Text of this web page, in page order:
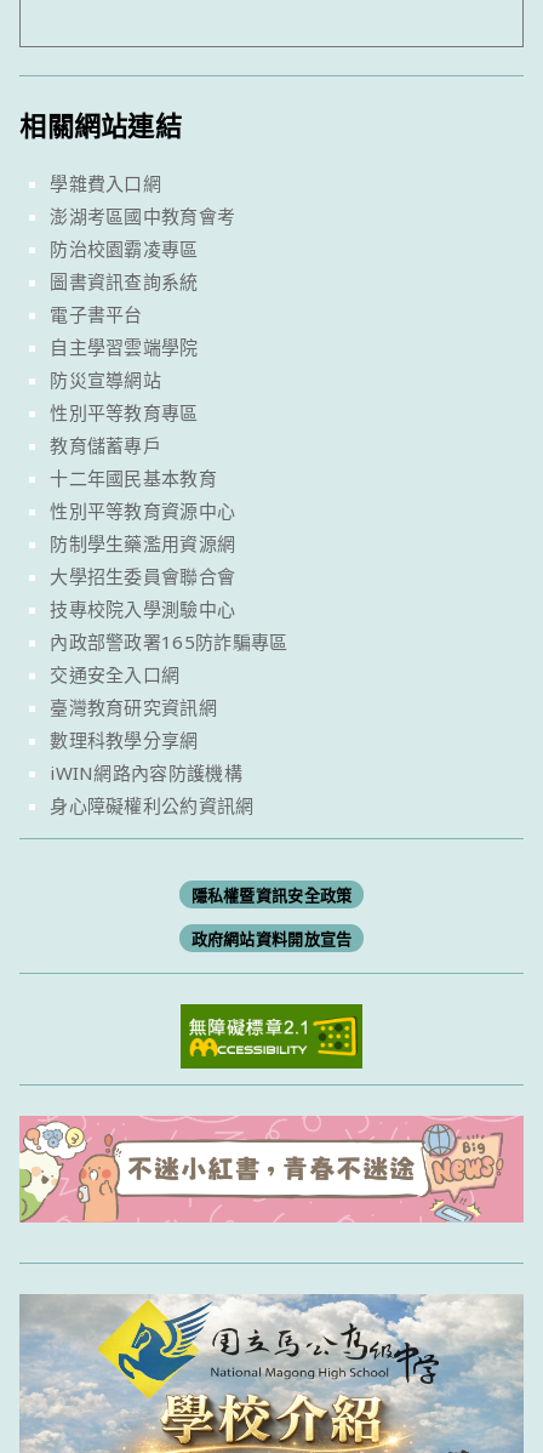
相關網站連結
學雜費入口網
澎湖考區國中教育會考
防治校園霸凌專區
圖書資訊查詢系統
電子書平台
自主學習雲端學院
防災宣導網站
性別平等教育專區
教育儲蓄專戶
十二年國民基本教育
性別平等教育資源中心
防制學生藥濫用資源網
大學招生委員會聯合會
技專校院入學測驗中心
內政部警政署165防詐騙專區
交通安全入口網
臺灣教育研究資訊網
數理科教學分享網
iWIN網路內容防護機構
身心障礙權利公約資訊網
隱私權暨資訊安全政策
政府網站資料開放宣告